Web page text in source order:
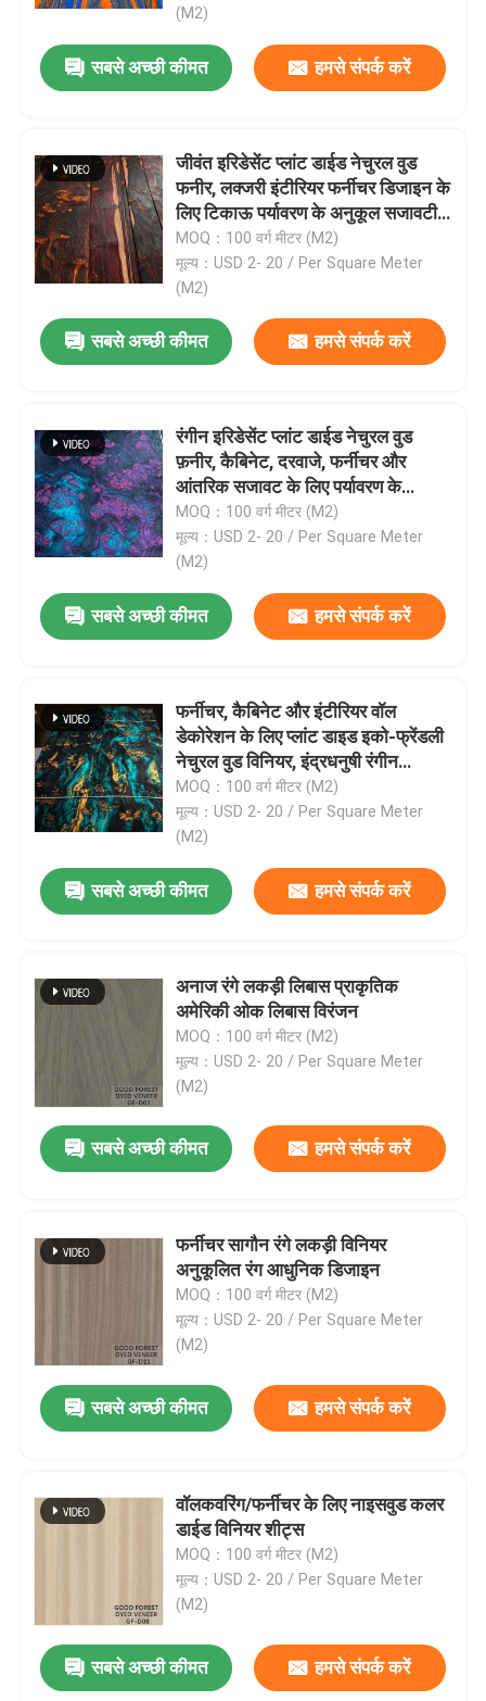
उत्पाद
गुणवत्ता नियंत्रण
हमसे संपर्क करें
उद्धरण मांगें
प्राकृतिक लकड़ी लिबास
(M2)
सबसे अच्छी कीमत हमसे संपर्क करें
जीवंत इरिडेसेंट प्लांट डाईड नेचुरल वुड
फनीर, लक्जरी इंटीरियर फर्नीचर डिजाइन के
लिए टिकाऊ पर्यावरण के अनुकूल सजावटी
लकड़ी का फनीर
MOQ：100 वर्ग मीटर (M2)
मूल्य：USD 2- 20 / Per Square Meter
(M2)
सबसे अच्छी कीमत हमसे संपर्क करें
रंगीन इरिडेसेंट प्लांट डाईड नेचुरल वुड
फ़नीर, कैबिनेट, दरवाजे, फर्नीचर और
आंतरिक सजावट के लिए पर्यावरण के
अनुकूल सजावटी लकड़ी का फ़नीर
MOQ：100 वर्ग मीटर (M2)
मूल्य：USD 2- 20 / Per Square Meter
(M2)
सबसे अच्छी कीमत हमसे संपर्क करें
फर्नीचर, कैबिनेट और इंटीरियर वॉल
डेकोरेशन के लिए प्लांट डाइड इको-फ्रेंडली
नेचुरल वुड विनियर, इंद्रधनुषी रंगीन
डेकोरेटिव वुड विनियर
MOQ：100 वर्ग मीटर (M2)
मूल्य：USD 2- 20 / Per Square Meter
(M2)
सबसे अच्छी कीमत हमसे संपर्क करें
अनाज रंगे लकड़ी लिबास प्राकृतिक
अमेरिकी ओक लिबास विरंजन
MOQ：100 वर्ग मीटर (M2)
मूल्य：USD 2- 20 / Per Square Meter
(M2)
सबसे अच्छी कीमत हमसे संपर्क करें
फर्नीचर सागौन रंगे लकड़ी विनियर
अनुकूलित रंग आधुनिक डिजाइन
MOQ：100 वर्ग मीटर (M2)
मूल्य：USD 2- 20 / Per Square Meter
(M2)
सबसे अच्छी कीमत हमसे संपर्क करें
वॉलकवरिंग/फर्नीचर के लिए नाइसवुड कलर
डाईड विनियर शीट्स
MOQ：100 वर्ग मीटर (M2)
मूल्य：USD 2- 20 / Per Square Meter
(M2)
सबसे अच्छी कीमत हमसे संपर्क करें